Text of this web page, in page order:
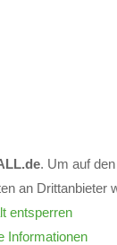
. Um auf
an Drittanbieter
entsperren
Informationen